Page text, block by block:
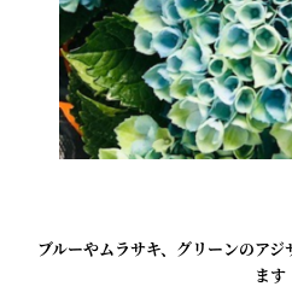
ブルーやムラサキ、グリーンのア
ます